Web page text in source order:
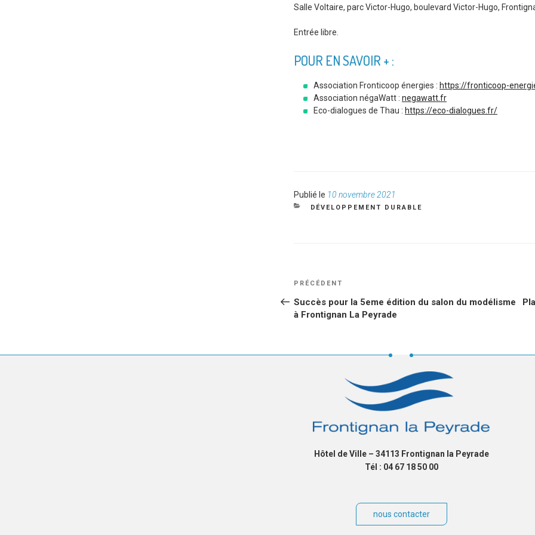
Salle Voltaire, parc Victor-Hugo, boulevard Victor-Hugo,
Entrée libre.
POUR EN SAVOIR + :
Association Fronticoop énergies : https://fronticoop-
Association négaWatt : negawatt.fr
Eco-dialogues de Thau : https://eco-dialogues.fr/
Publié le Publié
le
10 novembre 2021
CATÉGORIES
DÉVELOPPEMENT DURABLE
NAVIGATION
DE
L’ARTICLE
Article
PRÉCÉDENT
Succès pour la 5eme édition du salon du modélisme
à Frontignan La Peyrade
Hôtel de Ville – 34113 Frontignan la Peyrade
Tél : 04 67 18 50 00
nous contacter